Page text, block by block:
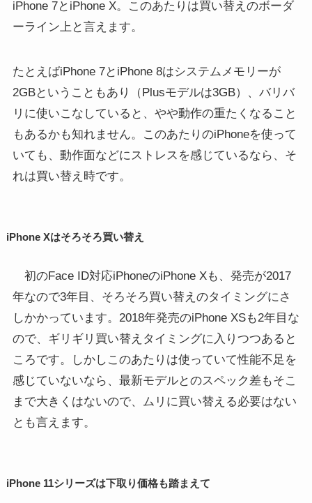
iPhone 7とiPhone X。このあたりは買い替えのボーダ
ーライン上と言えます。
たとえばiPhone 7とiPhone 8はシステムメモリーが
2GBということもあり（Plusモデルは3GB）、バリバ
リに使いこなしていると、やや動作の重たくなること
もあるかも知れません。このあたりのiPhoneを使って
いても、動作面などにストレスを感じているなら、そ
れは買い替え時です。
iPhone Xはそろそろ買い替え
初のFace ID対応iPhoneのiPhone Xも、発売が2017
年なので3年目、そろそろ買い替えのタイミングにさ
しかかっています。2018年発売のiPhone XSも2年目な
ので、ギリギリ買い替えタイミングに入りつつあると
ころです。しかしこのあたりは使っていて性能不足を
感じていないなら、最新モデルとのスペック差もそこ
まで大きくはないので、ムリに買い替える必要はない
とも言えます。
iPhone 11シリーズは下取り価格も踏まえて